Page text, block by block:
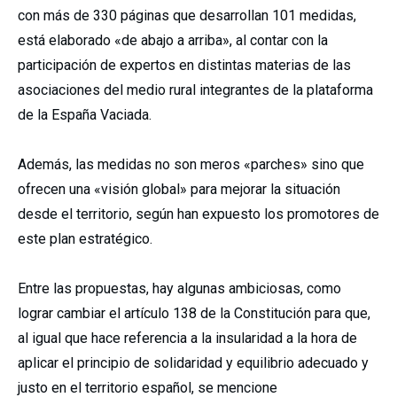
con más de 330 páginas que desarrollan 101 medidas,
está elaborado «de abajo a arriba», al contar con la
participación de expertos en distintas materias de las
asociaciones del medio rural integrantes de la plataforma
de la España Vaciada.
Además, las medidas no son meros «parches» sino que
ofrecen una «visión global» para mejorar la situación
desde el territorio, según han expuesto los promotores de
este plan estratégico.
Entre las propuestas, hay algunas ambiciosas, como
lograr cambiar el artículo 138 de la Constitución para que,
al igual que hace referencia a la insularidad a la hora de
aplicar el principio de solidaridad y equilibrio adecuado y
justo en el territorio español, se mencione